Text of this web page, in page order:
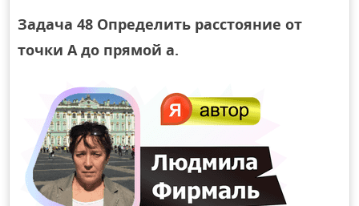
Задача 48 Определить расстояние от
точки А до прямой а.